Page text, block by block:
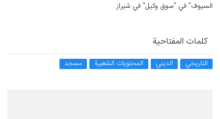
السیوف" في "سوق وكيل" في شيراز.
كلمات المفتاحية
التاريخي الديني المحتويات الشعبية مسجد